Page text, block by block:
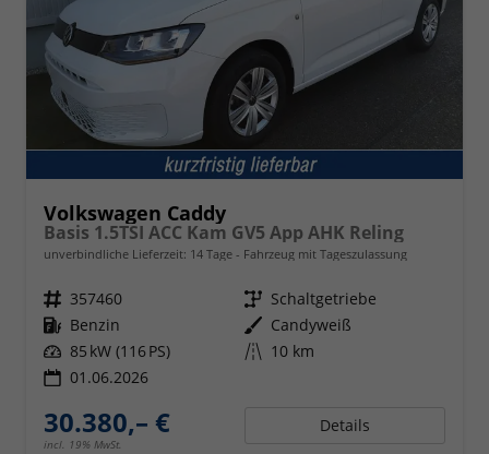
Volkswagen Caddy
Basis 1.5TSI ACC Kam GV5 App AHK Reling
unverbindliche Lieferzeit: 14 Tage Fahrzeug mit Tageszulassung
Fahrzeugnr. 357460 Getriebe Schaltgetriebe
Kraftstoff Benzin Außenfarbe Candyweiß
Leistung 85 kW (116 PS) Kilometerstand 10 km
01.06.2026
30.380,– €
incl. 19% MwSt.
Details